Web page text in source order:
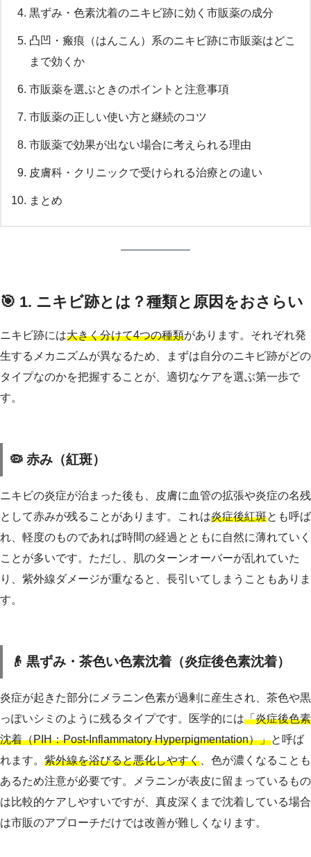
黒ずみ・色素沈着のニキビ跡に効く市販薬の成分
凸凹・瘢痕（はんこん）系のニキビ跡に市販薬はどこ
まで効くか
市販薬を選ぶときのポイントと注意事項
市販薬の正しい使い方と継続のコツ
市販薬で効果が出ない場合に考えられる理由
皮膚科・クリニックで受けられる治療との違い
まとめ
🎯 1. ニキビ跡とは？種類と原因をおさらい
ニキビ跡には大きく分けて4つの種類があります。それぞれ発
生するメカニズムが異なるため、まずは自分のニキビ跡がどの
タイプなのかを把握することが、適切なケアを選ぶ第一歩で
す。
🦠 赤み（紅斑）
ニキビの炎症が治まった後も、皮膚に血管の拡張や炎症の名残
として赤みが残ることがあります。これは炎症後紅斑とも呼ば
れ、軽度のものであれば時間の経過とともに自然に薄れていく
ことが多いです。ただし、肌のターンオーバーが乱れていた
り、紫外線ダメージが重なると、長引いてしまうこともありま
す。
👴 黒ずみ・茶色い色素沈着（炎症後色素沈着）
炎症が起きた部分にメラニン色素が過剰に産生され、茶色や黒
っぽいシミのように残るタイプです。医学的には「炎症後色素
沈着（PIH：Post-Inflammatory Hyperpigmentation）」と呼ば
れます。 紫外線を浴びると悪化しやすく 、色が濃くなることも
あるため注意が必要です。メラニンが表皮に留まっているもの
は比較的ケアしやすいですが、真皮深くまで沈着している場合
は市販のアプローチだけでは改善が難しくなります。